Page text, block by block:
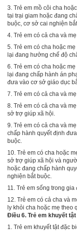
3. Trẻ em mồ côi cha
tại trại giam hoặc đang
buộc, cơ sở cai nghiện
4. Trẻ em có cả cha và
5. Trẻ em có cha hoặc
lại đang hưởng chế độ
6. Trẻ em có cha hoặc
lại đang chấp hành án
đưa vào cơ sở giáo dục
7. Trẻ em có cả cha và
8. Trẻ em có cả cha và
sở trợ giúp xã hội.
9. Trẻ em có cả cha và
chấp hành quyết định
buộc.
10. Trẻ em có cha hoặc
sở trợ giúp xã hội và
hoặc đang chấp hành
nghiện bắt buộc.
11. Trẻ em sống trong gia
12. Trẻ em có cả cha và
ly khỏi cha hoặc mẹ theo
Điều 6. Trẻ em khuyết tật
1. Trẻ em khuyết tật đặc